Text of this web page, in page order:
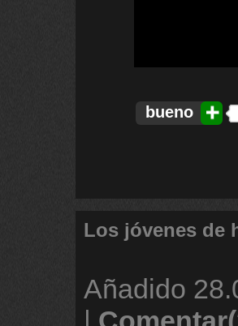
bueno
Los jóvenes de
Añadido